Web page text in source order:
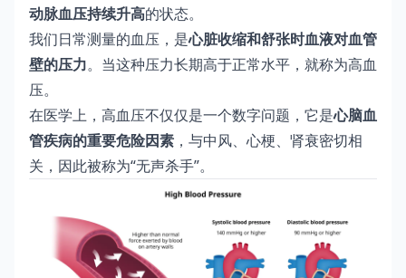
动脉血压持续升高的状态。
我们日常测量的血压，是心脏收缩和舒张时血液对血管
壁的压力。当这种压力长期高于正常水平，就称为高血
压。
在医学上，高血压不仅仅是一个数字问题，它是心脑血
管疾病的重要危险因素 ，与中风、心梗、肾衰密切相
关，因此被称为“无声杀手”。